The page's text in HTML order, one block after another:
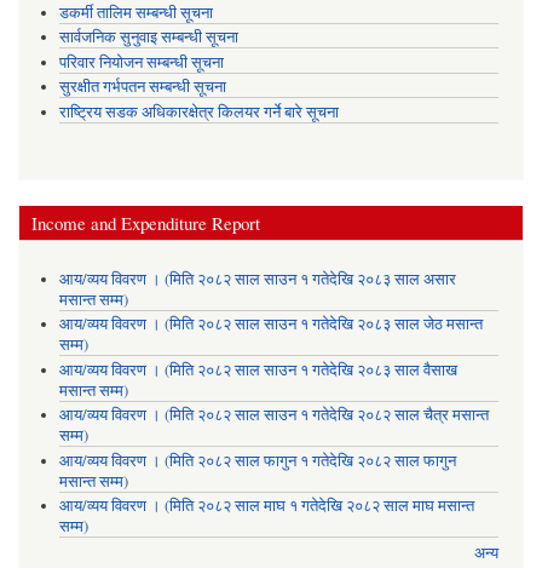
डकर्मी तालिम सम्बन्धी सूचना
सार्वजनिक सुनुवाइ सम्बन्धी सूचना
परिवार नियोजन सम्बन्धी सूचना
सुरक्षीत गर्भपतन सम्बन्धी सूचना
राष्ट्रिय सडक अधिकारक्षेत्र किलयर गर्ने बारे सूचना
Income and Expenditure Report
आय/व्यय विवरण । (मिति २०८२ साल साउन १ गतेदेखि २०८३ साल असार
मसान्त सम्म)
आय/व्यय विवरण । (मिति २०८२ साल साउन १ गतेदेखि २०८३ साल जेठ मसान्त
सम्म)
आय/व्यय विवरण । (मिति २०८२ साल साउन १ गतेदेखि २०८३ साल वैसाख
मसान्त सम्म)
आय/व्यय विवरण । (मिति २०८२ साल साउन १ गतेदेखि २०८२ साल चैत्र मसान्त
सम्म)
आय/व्यय विवरण । (मिति २०८२ साल फागुन १ गतेदेखि २०८२ साल फागुन
मसान्त सम्म)
आय/व्यय विवरण । (मिति २०८२ साल माघ १ गतेदेखि २०८२ साल माघ मसान्त
सम्म)
अन्य